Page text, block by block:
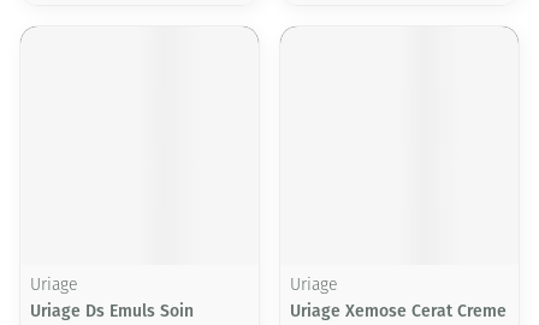
Uriage
Uriage Ds Emuls Soin
Uriage
Uriage Xemose Cerat Creme